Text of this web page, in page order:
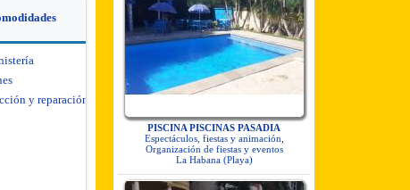
y reparación de
PISCINA PISCINAS PASADIA
Espectáculos, fiestas y animación,
Organización de fiestas y eventos
La Habana (Playa)